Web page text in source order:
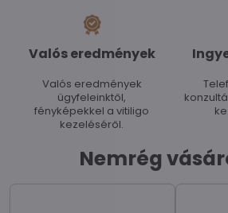
Valós eredmények
Valós eredmények
ügyfeleinktől,
fényképekkel a vitiligo
kezeléséről.
Nemrég